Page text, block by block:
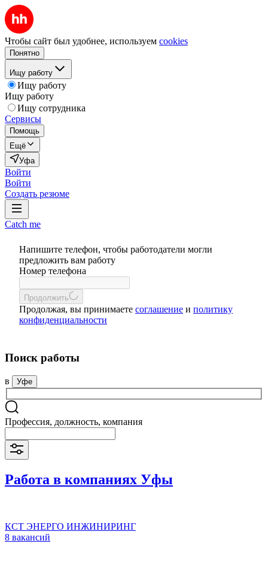
Чтобы сайт был удобнее, используем cookies
Понятно
Ищу работу
Ищу работу
Ищу работу
Ищу сотрудника
Сервисы
Помощь
Ещё
Уфа
Войти
Войти
Создать резюме
Catch me
Напишите телефон, чтобы работодатели могли
предложить вам работу
Номер телефона
Продолжить
Продолжая, вы принимаете соглашение и политику
конфиденциальности
Поиск работы
в Уфе
Профессия, должность, компания
Работа в компаниях Уфы
КСТ ЭНЕРГО ИНЖИНИРИНГ
8 вакансий